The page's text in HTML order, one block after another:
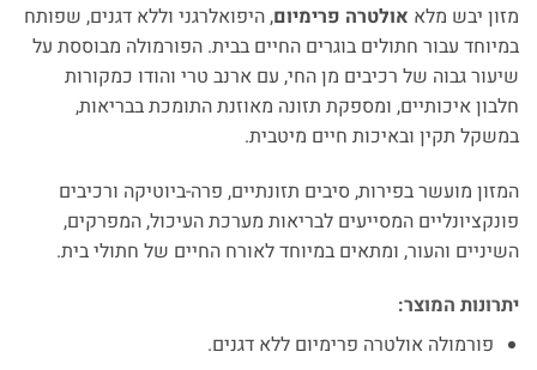
מזון יבש מלא אולטרה פרימיום, היפואלרגני וללא דגנים, שפותח
במיוחד עבור חתולים בוגרים החיים בבית. הפורמולה מבוססת על
שיעור גבוה של רכיבים מן החי, עם ארנב טרי והודו כמקורות
חלבון איכותיים, ומספקת תזונה מאוזנת התומכת בבריאות,
במשקל תקין ובאיכות חיים מיטבית.
המזון מועשר בפירות, סיבים תזונתיים, פרה-ביוטיקה ורכיבים
פונקציונליים המסייעים לבריאות מערכת העיכול, המפרקים,
השיניים והעור, ומתאים במיוחד לאורח החיים של חתולי בית.
יתרונות המוצר:
פורמולה אולטרה פרימיום ללא דגנים.